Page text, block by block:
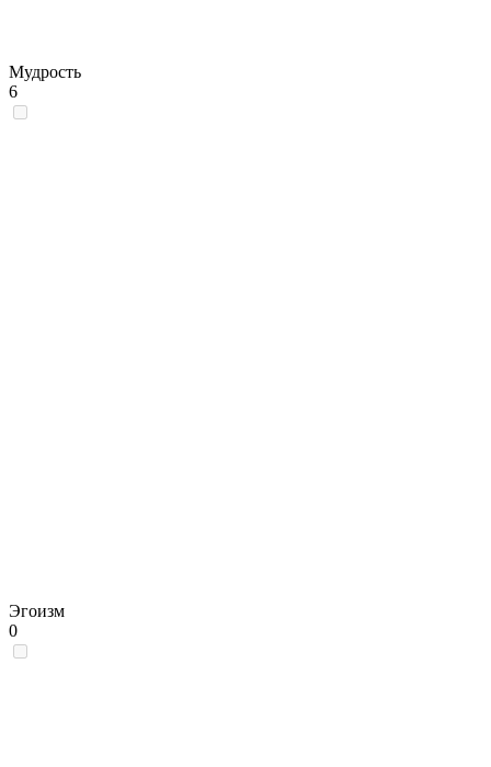
Мудрость
6
Эгоизм
0